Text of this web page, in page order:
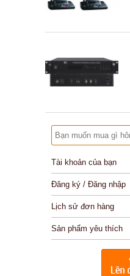
Tài khoản của bạn
Đăng ký / Đăng nhập
Lịch sử đơn hàng
Sản phẩm yêu thích